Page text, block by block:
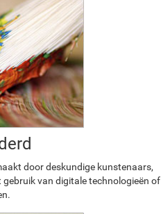
door deskundige kunstenaars,
van digitale technologieën of